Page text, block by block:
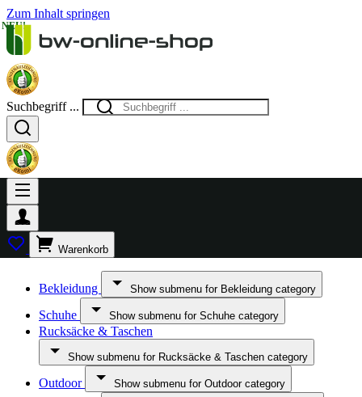
Zum Inhalt springen
Suchbegriff ...
Warenkorb
Bekleidung Show submenu for Bekleidung category
Schuhe Show submenu for Schuhe category
Rucksäcke & Taschen
Show submenu for Rucksäcke & Taschen category
Outdoor Show submenu for Outdoor category
NEU!